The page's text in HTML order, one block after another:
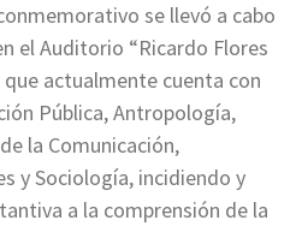
se llevó a cabo
el Auditorio “Ricardo Flores
actualmente cuenta con
Pública, Antropología,
la Comunicación,
y Sociología, incidiendo y
a la comprensión de la